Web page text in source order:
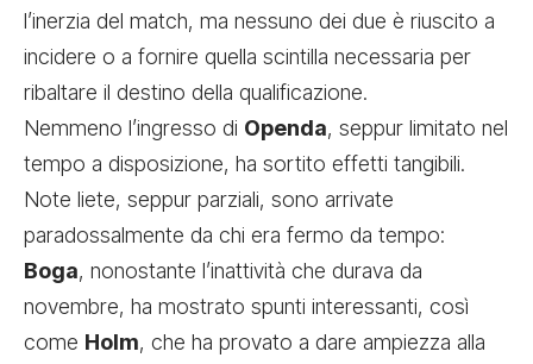
l’inerzia del match, ma nessuno dei due è riuscito a
incidere o a fornire quella scintilla necessaria per
ribaltare il destino della qualificazione.
Nemmeno l’ingresso di Openda, seppur limitato nel
tempo a disposizione, ha sortito effetti tangibili.
Note liete, seppur parziali, sono arrivate
paradossalmente da chi era fermo da tempo:
Boga, nonostante l’inattività che durava da
novembre, ha mostrato spunti interessanti, così
come Holm, che ha provato a dare ampiezza alla